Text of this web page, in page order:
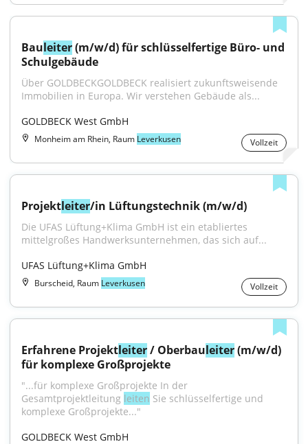
Bauleiter (m/w/d) für schlüsselfertige Büro- und
Schulgebäude
Über GOLDBECKGOLDBECK realisiert zukunftsweisende
Immobilien in Europa. Wir verstehen Gebäude als...
GOLDBECK West GmbH
Monheim am Rhein, Raum Leverkusen Vollzeit
Projektleiter/in Lüftungstechnik (m/w/d)
Die UFAS Lüftung+Klima GmbH ist ein etabliertes
mittelgroßes Handwerksunternehmen, das sich auf...
UFAS Lüftung+Klima GmbH
Burscheid, Raum Leverkusen Vollzeit
Erfahrene Projektleiter / Oberbauleiter (m/w/d)
für komplexe Großprojekte
"...für komplexe Großprojekte In der
Gesamtprojektleitung leiten Sie schlüsselfertige und
komplexe Großprojekte..."
GOLDBECK West GmbH